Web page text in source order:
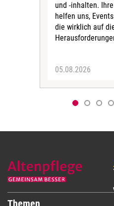
und -inhalten.
helfen uns,
die wirklich auf
05.08.2026
Themen